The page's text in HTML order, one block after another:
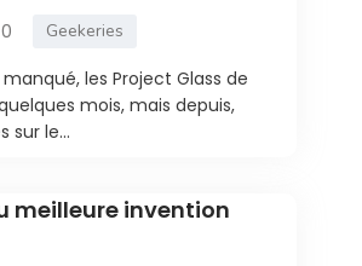
0 Geekeries
les Project Glass de
mois, mais depuis,
sur le...
meilleure invention